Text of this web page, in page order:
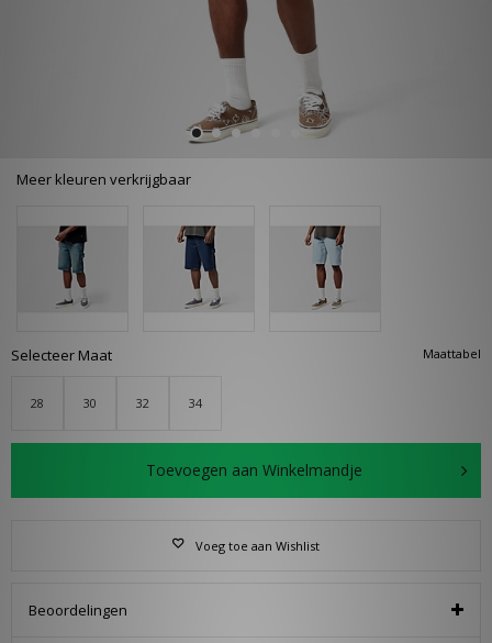
Meer kleuren verkrijgbaar
Maattabel
Selecteer Maat
28 30 32 34
Toevoegen aan Winkelmandje
Voeg toe aan Wishlist
Beoordelingen